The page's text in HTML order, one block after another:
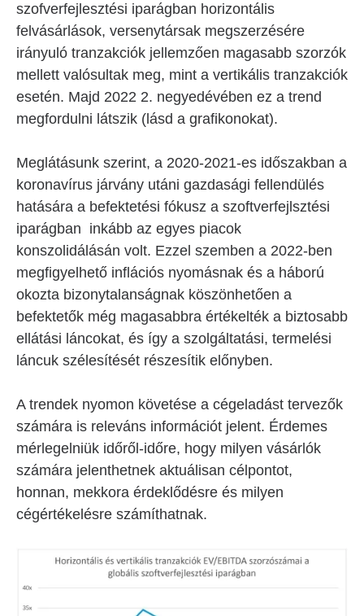
szofverfejlesztési iparágban horizontális
felvásárlások, versenytársak megszerzésére
irányuló tranzakciók jellemzően magasabb szorzók
mellett valósultak meg, mint a vertikális tranzakciók
esetén. Majd 2022 2. negyedévében ez a trend
megfordulni látszik (lásd a grafikonokat).
Meglátásunk szerint, a 2020-2021-es időszakban a
koronavírus járvány utáni gazdasági fellendülés
hatására a befektetési fókusz a szoftverfejlsztési
iparágban inkább az egyes piacok
konszolidálásán volt. Ezzel szemben a 2022-ben
megfigyelhető inflációs nyomásnak és a háború
okozta bizonytalanságnak köszönhetően a
befektetők még magasabbra értékelték a biztosabb
ellátási láncokat, és így a szolgáltatási, termelési
láncuk szélesítését részesítik előnyben.
A trendek nyomon követése a cégeladást tervezők
számára is releváns információt jelent. Érdemes
mérlegelniük időről-időre, hogy milyen vásárlók
számára jelenthetnek aktuálisan célpontot,
honnan, mekkora érdeklődésre és milyen
cégértékelésre számíthatnak.